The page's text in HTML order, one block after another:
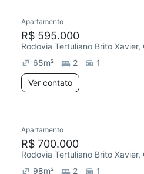
Apartamento
R$ 595.000
Rodovia Tertuliano Brito Xavier,
65m² 2
1
Ver contato
Apartamento
R$ 700.000
Rodovia Tertuliano Brito Xavier,
98m² 2
1